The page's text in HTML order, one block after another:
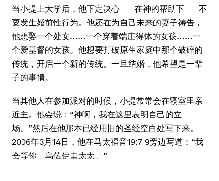
当小提上大学后，他下定决心——在神的帮助下——不
要发生婚前性行为。他还在为自己未来的妻子祷告，
他想娶一个处女……一个穿着端庄得体的女孩……一
个爱基督的女孩。他想要打破原生家庭中那个破碎的
传统，开启一个新的传统。一旦结婚，他希望是一辈
子的事情。
当其他人在参加派对的时候，小提常常会在寝室里亲
近主。他会说：“神啊，我在这里表明自己的立
场。”然后在他那本已经用旧的圣经空白处写下来。
2006年3月14日，他在马太福音19:7-9旁边写道：“我
会等你，乌佐伊圭太太。”